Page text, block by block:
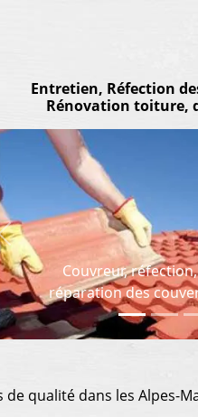
Entretien, Réfection
Rénovation toiture,
Couvreur,
réparation des
Previous
qualité dans les Alpes-